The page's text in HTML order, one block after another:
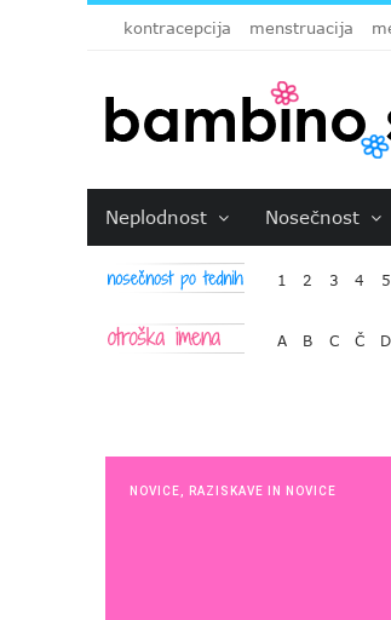
kontracepcija menstruacija
Neplodnost Nosečnost
1 2 3 4 5
A B C Č D
NOVICE RAZISKAVE IN NOVICE